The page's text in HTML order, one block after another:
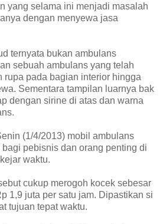
yang selama ini menjadi masalah
dengan menyewa jasa
ternyata bukan ambulans
sebuah ambulans yang telah
rupa pada bagian interior hingga
Sementara tampilan luarnya bak
dengan sirine di atas dan warna
(1/4/2013) mobil ambulans
pebisnis dan orang penting di
waktu.
cukup merogoh kocek sebesar
1,9 juta per satu jam. Dipastikan si
tujuan tepat waktu.